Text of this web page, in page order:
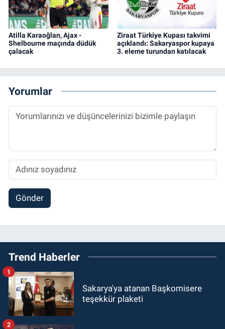
Atilla Karaoğlan, Ajax -
Shelbourne maçında düdük
çalacak
Ziraat Türkiye Kupası takvimi
açıklandı: Sakaryaspor kupaya
3. eleme turundan katılacak
Yorumlar
Gönder
Trend Haberler
Sakarya'ya atanan Başkomisere
teşekkür plaketi
1
2